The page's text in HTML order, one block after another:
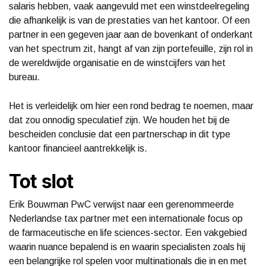
salaris hebben, vaak aangevuld met een winstdeelregeling
die afhankelijk is van de prestaties van het kantoor. Of een
partner in een gegeven jaar aan de bovenkant of onderkant
van het spectrum zit, hangt af van zijn portefeuille, zijn rol in
de wereldwijde organisatie en de winstcijfers van het
bureau.
Het is verleidelijk om hier een rond bedrag te noemen, maar
dat zou onnodig speculatief zijn. We houden het bij de
bescheiden conclusie dat een partnerschap in dit type
kantoor financieel aantrekkelijk is.
Tot slot
Erik Bouwman PwC verwijst naar een gerenommeerde
Nederlandse tax partner met een internationale focus op
de farmaceutische en life sciences-sector. Een vakgebied
waarin nuance bepalend is en waarin specialisten zoals hij
een belangrijke rol spelen voor multinationals die in en met